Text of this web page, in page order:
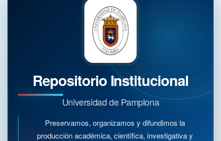
Repositorio Institucional
Universidad de Pamplona
Preservamos, organizamos y difundimos la
producción académica, científica, investigativa y